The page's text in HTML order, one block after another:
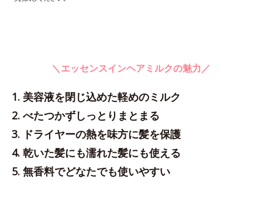
＼エッセンスインヘアミルクの魅力／
1. 美容液を閉じ込めた軽めのミルク
2. べたつかずしっとりまとまる
3. ドライヤーの熱を味方に髪を保護
4. 乾いた髪にも濡れた髪にも使える
5. 無香料でどなたでも使いやすい